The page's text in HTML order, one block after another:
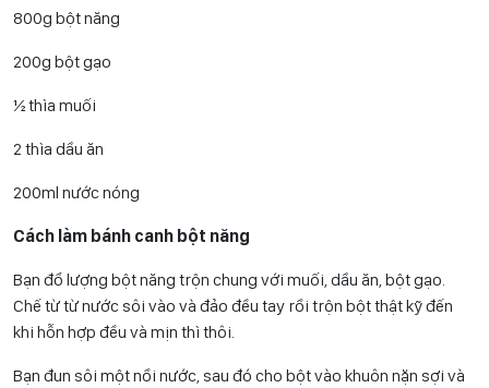
800g bột năng
200g bột gạo
½ thìa muối
2 thìa dầu ăn
200ml nước nóng
Cách làm bánh canh bột năng
Bạn đổ lượng bột năng trộn chung với muối, dầu ăn, bột gạo.
Chế từ từ nước sôi vào và đảo đều tay rồi trộn bột thật kỹ đến
khi hỗn hợp đều và mịn thì thôi.
Bạn đun sôi một nồi nước, sau đó cho bột vào khuôn nặn sợi và